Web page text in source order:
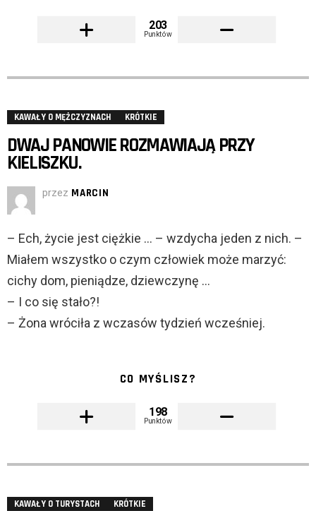
203
Punktów
KAWAŁY O MĘŻCZYZNACH KRÓTKIE
DWAJ PANOWIE ROZMAWIAJĄ PRZY
KIELISZKU.
przez MARCIN
– Ech, życie jest ciężkie … – wzdycha jeden z nich. –
Miałem wszystko o czym człowiek może marzyć:
cichy dom, pieniądze, dziewczynę …
– I co się stało?!
– Żona wróciła z wczasów tydzień wcześniej.
CO MYŚLISZ?
198
Punktów
KAWAŁY O TURYSTACH KRÓTKIE